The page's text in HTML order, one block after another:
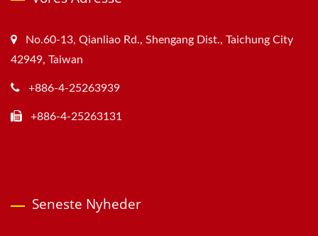
No.60-13, Qianliao Rd., Shengang Dist., Taichung City
42949, Taiwan
+886-4-25263939
+886-4-25263131
Seneste Nyheder